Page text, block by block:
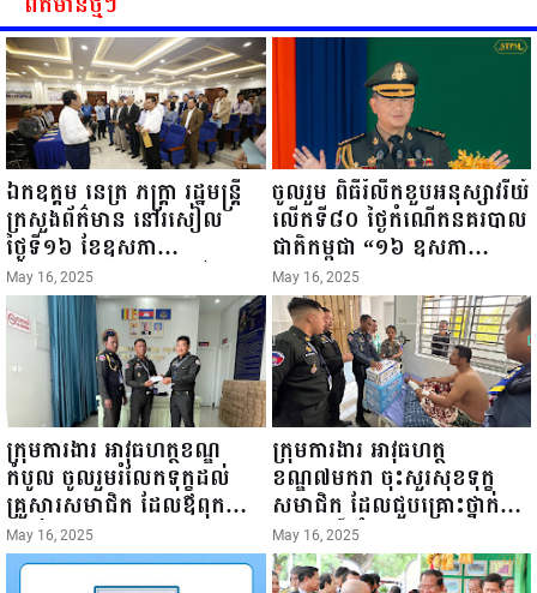
ឯកឧត្តម នេត្រ ភក្ត្រា រដ្ឋមន្ត្រី
ក្រសួងព័ត៌មាន នៅរសៀល
ថ្ងៃទី១៦ ខែឧសភា
ឆ្នាំ២០២៥នេះ បានអញ្ជើញចុះ
ធ្វើជំរឿនថ្នាក់ដឹកនាំមន្ត្រីរាជ
ការស៉ីវិល នៃក្រសួងព័ត៌មាន...
May 16, 2025
ចូលរួម ពិធីរំលឹកខួបអនុស្សាវរីយ៍
លើកទី៨០ ថ្ងៃកំណើតនគរបាល
ជាតិកម្ពុជា “១៦ ឧសភា
១៩៤៥ ~ ១៦ ឧសភា
២០២៥”...
May 16, 2025
ក្រុមការងារ អាវុធហត្ថខណ្ឌ
កំបូល ចូលរួមរំលែកទុក្ខដល់
គ្រួសារសមាជិក ដែលឪពុកក្មេក
របស់លោកទទួលមរណៈភាព!
May 16, 2025
ក្រុមការងារ អាវុធហត្ថ
ខណ្ឌ៧មករា ចុះសួរសុខទុក្ខ
សមាជិក ដែលជួបគ្រោះថ្នាក់
ចរាចរណ៍ កំពុងសម្រាកព្យាបាល
នៅមន្ទីរពេទ្យ!
May 16, 2025